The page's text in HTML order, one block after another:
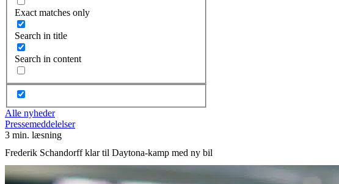
Exact matches only
Search in title
Search in content
Alle nyheder
Pressemeddelelser
3 min. læsning
Frederik Schandorff klar til Daytona-kamp med ny bil